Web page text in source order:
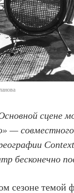
сцене
—
бесконечно
сезоне темой